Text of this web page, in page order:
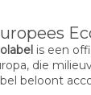
is een
die
beloont